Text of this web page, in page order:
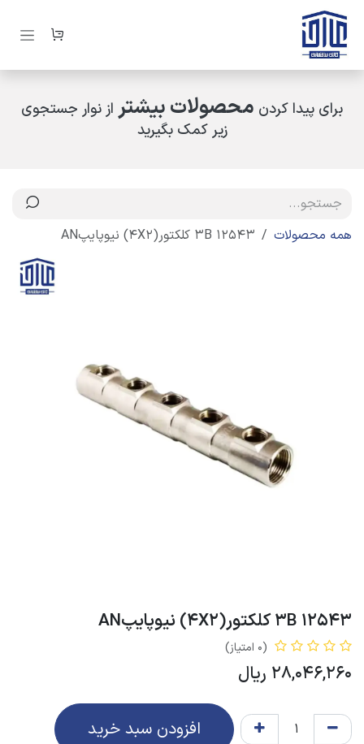
صرف نظر و مشاهده محتوا
برای پیدا کردن محصولات بیشتر از نوار جستجوی
زیر کمک بگیرید
همه محصولات 12543 3B کلکتور(4X2) نیوپایپAN
12543 3B کلکتور(4X2) نیوپایپAN
(0 امتیاز)
28,046,260 ریال
افزودن سبد خرید